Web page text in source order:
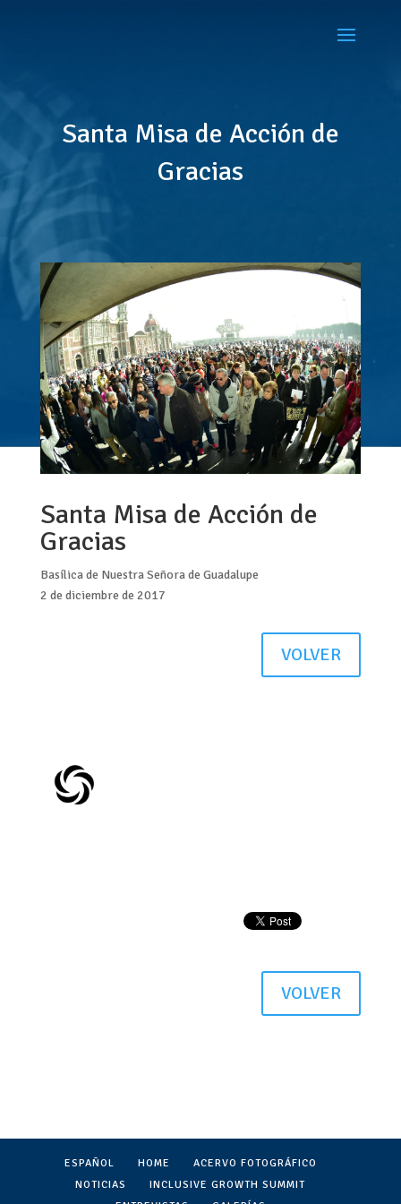
Santa Misa de Acción de
Gracias
Santa Misa de Acción de
Gracias
Basílica de Nuestra Señora de Guadalupe
2 de diciembre de 2017
VOLVER
VOLVER
ESPAÑOL HOME
ACERVO FOTOGRÁFICO
NOTICIAS
INCLUSIVE GROWTH SUMMIT